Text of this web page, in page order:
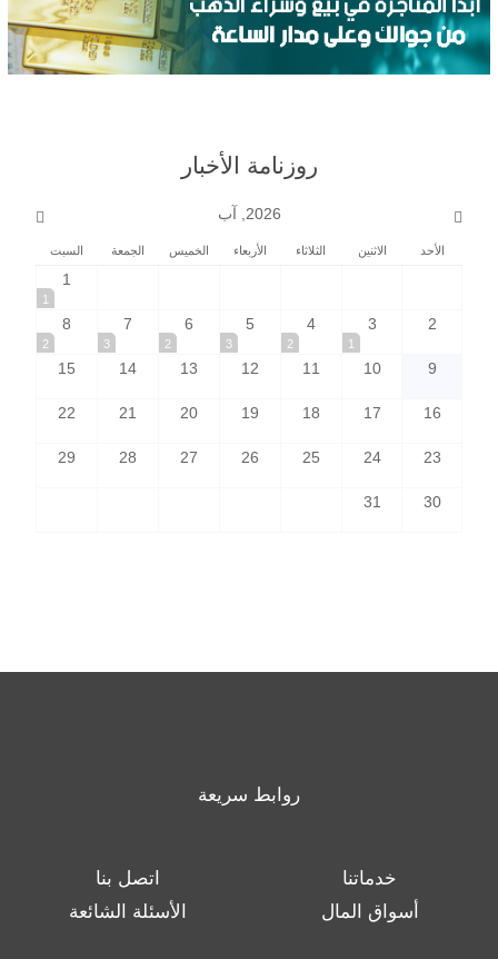
روزنامة الأخبار
2026, آب
الأحد الاثنين الثلاثاء الأربعاء الخميس الجمعة السبت
1
1
2
3
1
4
2
5
3
6
2
7
3
8
2
9
10
11
12
13
14
15
16
17
18
19
20
21
22
23
24
25
26
27
28
29
30
31
روابط سريعة
خدماتنا
اتصل بنا
أسواق المال
الأسئلة الشائعة